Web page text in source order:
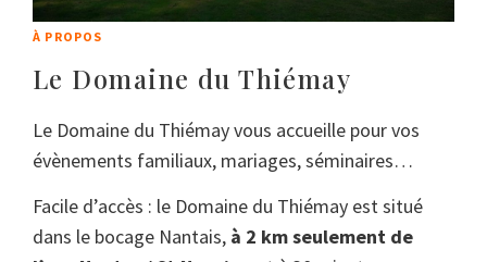
À PROPOS
Le Domaine du Thiémay
Le Domaine du Thiémay vous accueille pour vos
évènements familiaux, mariages, séminaires…
Facile d’accès : le Domaine du Thiémay est situé
dans le bocage Nantais, à 2 km seulement de